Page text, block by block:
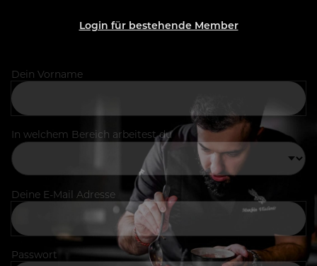
Login für bestehende Member
Dein Vorname
In welchem Bereich arbeitest du
Deine E-Mail Adresse
Passwort